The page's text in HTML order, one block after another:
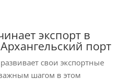
экспорт в
порт
свои экспортные
шагом в этом